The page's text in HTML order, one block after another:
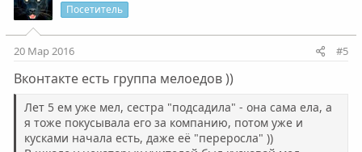
т
н
ы
й
г
т
в
н
ы
й
г
Посетитель
20 Мар 2016 #5
Вконтакте есть группа мелоедов ))
Лет 5 ем уже мел, сестра "подсадила" - она сама ела, а
я тоже покусывала его за компанию, потом уже и
кусками начала есть, даже её "переросла" ))